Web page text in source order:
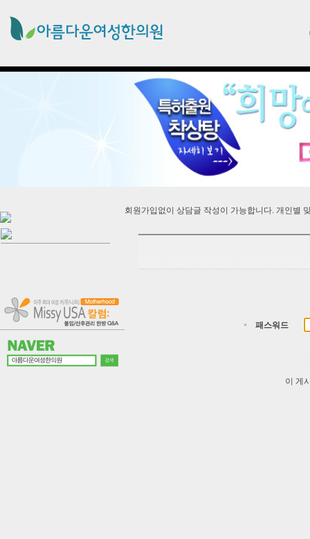
회원가입없이 상담글 작성이 가능합니다. 개인별
패스워드
이 게